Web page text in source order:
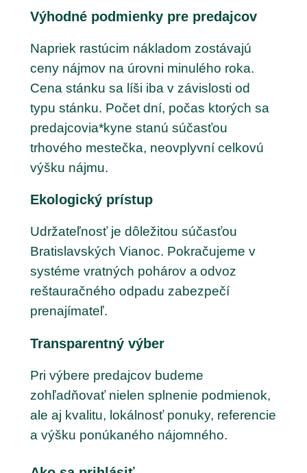
Výhodné podmienky pre predajcov
Napriek rastúcim nákladom zostávajú
ceny nájmov na úrovni minulého roka.
Cena stánku sa líši iba v závislosti od
typu stánku. Počet dní, počas ktorých sa
predajcovia*kyne stanú súčasťou
trhového mestečka, neovplyvní celkovú
výšku nájmu.
Ekologický prístup
Udržateľnosť je dôležitou súčasťou
Bratislavských Vianoc. Pokračujeme v
systéme vratných pohárov a odvoz
reštauračného odpadu zabezpečí
prenajímateľ.
Transparentný výber
Pri výbere predajcov budeme
zohľadňovať nielen splnenie podmienok,
ale aj kvalitu, lokálnosť ponuky, referencie
a výšku ponúkaného nájomného.